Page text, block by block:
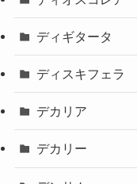
ディギタータ
ディスキフェラ
デカリア
デカリー